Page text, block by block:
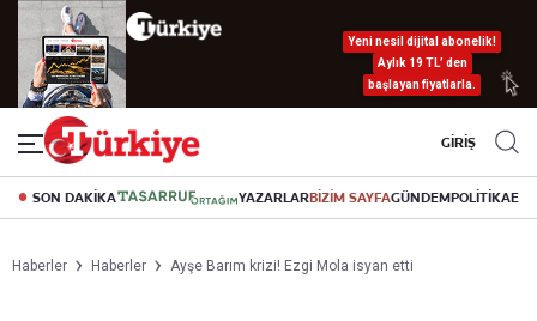
Yeni nesil dijital abonelik!
Aylık 19 TL’ den
başlayan fiyatlarla.
GİRİŞ
SON DAKİKA YAZARLARBİZİM SAYFAGÜNDEMPOLİTİKA
Haberler Haberler Ayşe Barım krizi! Ezgi Mola isyan etti